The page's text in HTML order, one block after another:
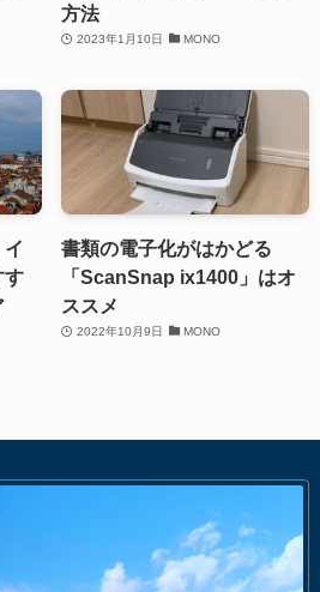
方法
2023年1月10日 MONO
書類の電子化がはかどる
「ScanSnap ix1400」はオ
ススメ
2022年10月9日 MONO